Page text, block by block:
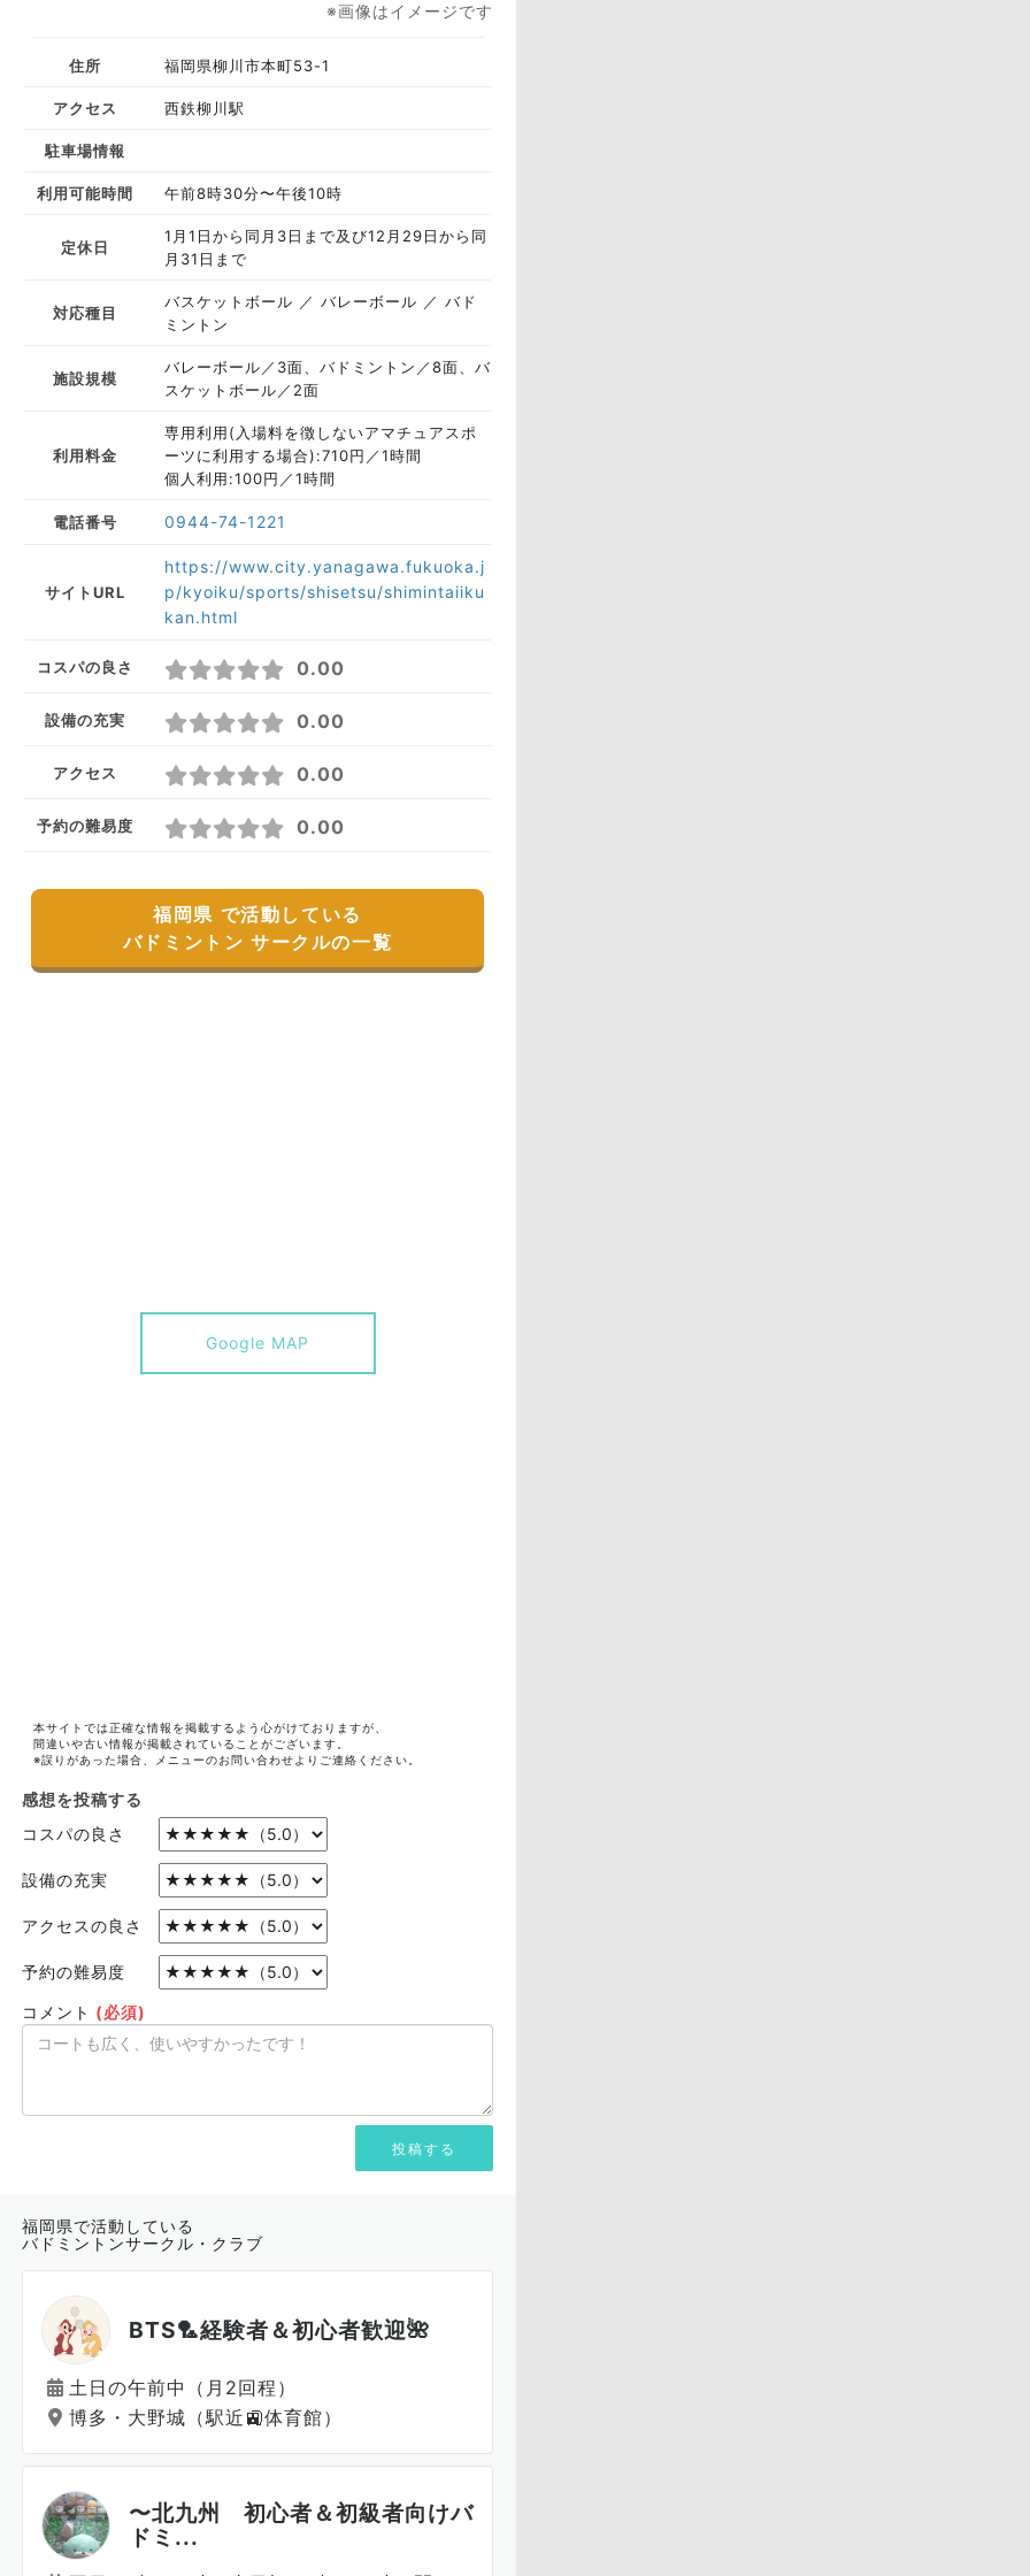
※画像はイメージです
住所 福岡県柳川市本町53-1
アクセス 西鉄柳川駅
駐車場情報
利用可能時間 午前8時30分〜午後10時
定休日
1月1日から同月3日まで及び12月29日から同
月31日まで
対応種目
バスケットボール バレーボール
バド
ミントン
施設規模
バレーボール／3面、バドミントン／8面、バ
スケットボール／2面
利用料金
専用利用(入場料を徴しないアマチュアスポ
ーツに利用する場合):710円／1時間
個人利用:100円／1時間
電話番号 0944-74-1221
サイトURL
https://www.city.yanagawa.fukuoka.j
p/kyoiku/sports/shisetsu/shimintaiiku
kan.html
コスパの良さ 0.00
設備の充実 0.00
アクセス 0.00
予約の難易度 0.00
福岡県 で活動している
バドミントン サークルの一覧
Google MAP
本サイトでは正確な情報を掲載するよう心がけておりますが、
間違いや古い情報が掲載されていることがございます。
※誤りがあった場合、メニューのお問い合わせよりご連絡ください。
感想を投稿する
コスパの良さ
設備の充実
アクセスの良さ
予約の難易度
コメント (必須)
福岡県で活動している
バドミントンサークル・クラブ
BTS🏸経験者＆初心者歓迎🌺
土日の午前中（月2回程）
博多・大野城（駅近🚉体育館）
〜北九州 初心者＆初級者向けバ
ドミ...